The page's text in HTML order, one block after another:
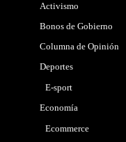
Activismo
Bonos de Gobierno
Columna de Opinión
Deportes
E-sport
Economía
Ecommerce